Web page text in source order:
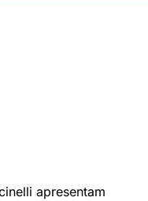
apresentam